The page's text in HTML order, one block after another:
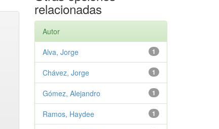
relacionadas
Autor
1
Alva, Jorge
1
Chávez, Jorge
1
Gómez, Alejandro
1
Ramos, Haydee